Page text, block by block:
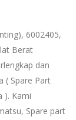
6002405,
Berat
dan
( Spare Part
). Kami
Spare part